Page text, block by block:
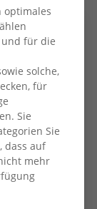
optimales
und für die
solche,
für
Sie
Sie
dass auf
mehr